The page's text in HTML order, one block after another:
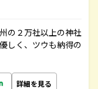
の２万社以上の神社
しく、ツウも納得の
詳細を見る